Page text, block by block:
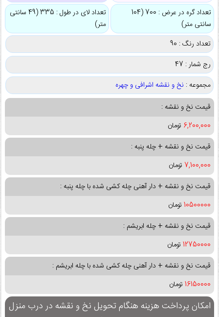
تعداد گره در عرض : 700 (104
سانتی متر)
تعداد لای در طول : 335 (49 سانتی
متر)
تعداد رنگ : 90
رج شمار : 47
مجموعه : نخ و نقشه اشرافی و چهره
قیمت نخ و نقشه :
6,200,000 تومان
قیمت نخ و نقشه + چله پنبه :
7,100,000 تومان
قیمت نخ و نقشه + دار آهنی چله کشی شده با چله پنبه :
10500000 تومان
قیمت نخ و نقشه + چله ابریشم :
12750000 تومان
قیمت نخ و نقشه + دار آهنی چله کشی شده با چله ابریشم :
16150000 تومان
امکان پرداخت هزینه هنگام تحویل نخ و نقشه در درب منزل